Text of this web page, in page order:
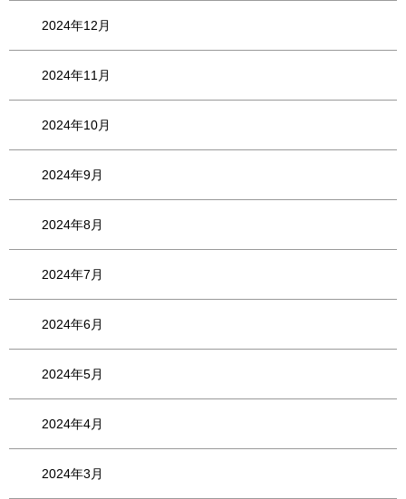
2024年12月
2024年11月
2024年10月
2024年9月
2024年8月
2024年7月
2024年6月
2024年5月
2024年4月
2024年3月